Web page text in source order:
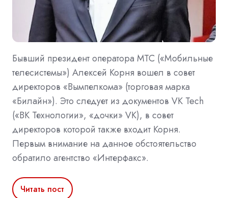
Бывший президент оператора МТС («Мобильные
телесистемы») Алексей Корня вошел в совет
директоров «Вымпелкома» (торговая марка
«Билайн»). Это следует из документов VK Tech
(«ВК Технологии», «дочки» VK), в совет
директоров которой также входит Корня.
Первым внимание на данное обстоятельство
обратило агентство «Интерфакс».
Читать пост